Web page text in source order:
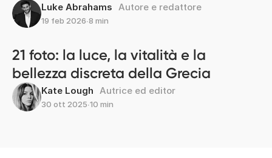
Luke Abrahams Autore e redattore
19 feb 2026∙8 min
21 foto: la luce, la vitalità e la
bellezza discreta della Grecia
Kate Lough Autrice ed editor
30 ott 2025∙10 min